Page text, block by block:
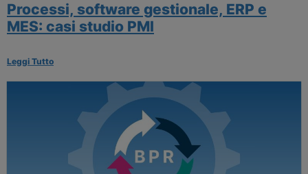
Processi, software gestionale, ERP e
MES: casi studio PMI
Leggi Tutto